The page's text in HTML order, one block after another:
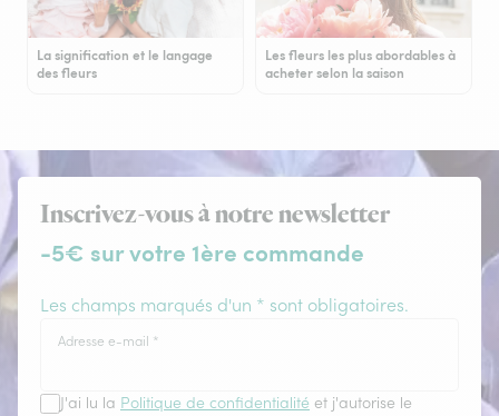
La signification et le langage
des fleurs
Les fleurs les plus abordables à
acheter selon la saison
Inscrivez-vous à notre newsletter
-5€ sur votre 1ère commande
Les champs marqués d'un * sont obligatoires.
Adresse e-mail *
J'ai lu la Politique de confidentialité et j'autorise le